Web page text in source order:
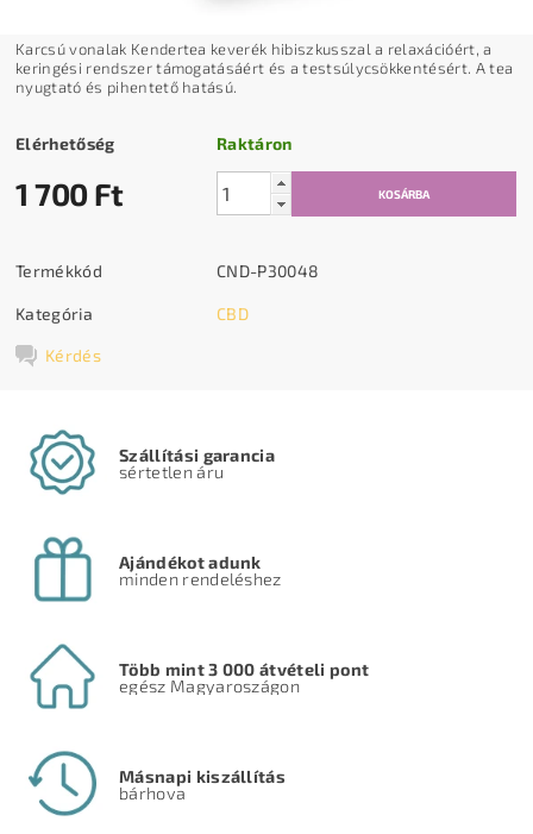
Karcsú vonalak Kendertea keverék hibiszkusszal a relaxációért, a
keringési rendszer támogatásáért és a testsúlycsökkentésért. A tea
nyugtató és pihentető hatású.
Elérhetőség Raktáron
1 700 Ft
Termékkód CND-P30048
Kategória CBD
Kérdés
Szállítási garancia
sértetlen áru
Ajándékot adunk
minden rendeléshez
Több mint 3 000 átvételi pont
egész Magyaroszágon
Másnapi kiszállítás
bárhova